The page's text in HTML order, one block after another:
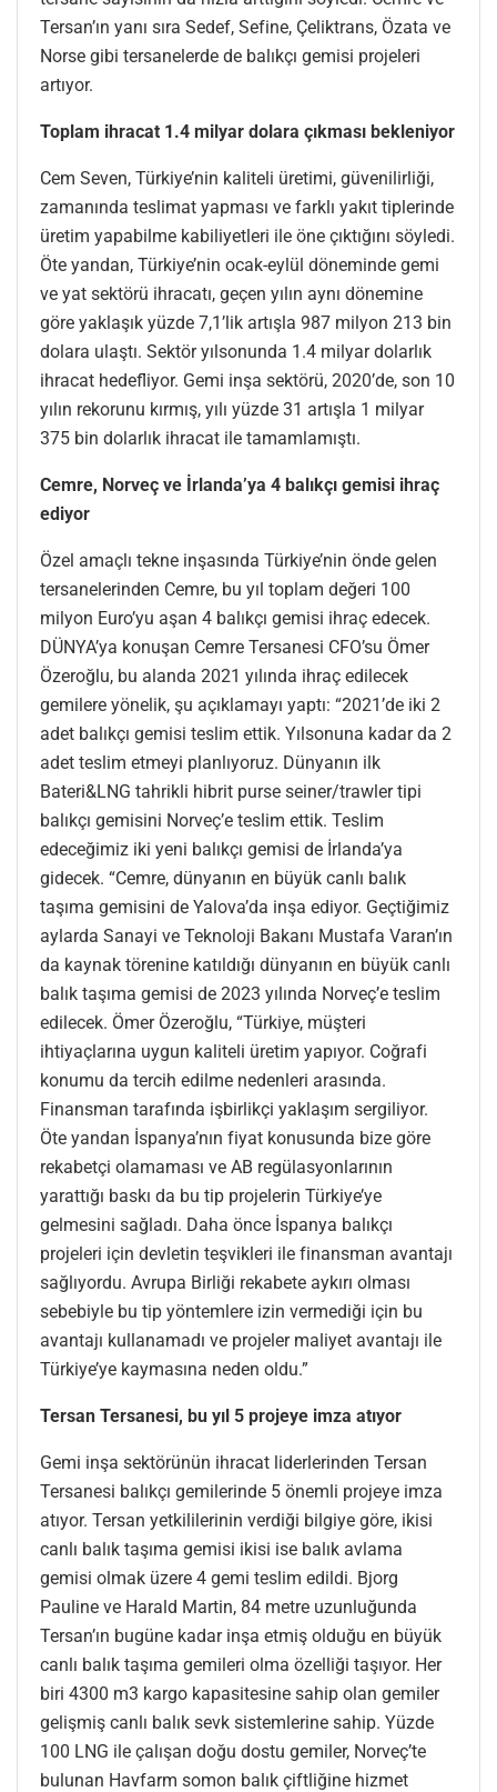
Tersan’ın yanı sıra Sedef, Sefine, Çeliktrans, Özata ve
Norse gibi tersanelerde de balıkçı gemisi projeleri
artıyor.
Toplam ihracat 1.4 milyar dolara çıkması bekleniyor
Cem Seven, Türkiye’nin kaliteli üretimi, güvenilirliği,
zamanında teslimat yapması ve farklı yakıt tiplerinde
üretim yapabilme kabiliyetleri ile öne çıktığını söyledi.
Öte yandan, Türkiye’nin ocak-eylül döneminde gemi
ve yat sektörü ihracatı, geçen yılın aynı dönemine
göre yaklaşık yüzde 7,1’lik artışla 987 milyon 213 bin
dolara ulaştı. Sektör yılsonunda 1.4 milyar dolarlık
ihracat hedefliyor. Gemi inşa sektörü, 2020’de, son 10
yılın rekorunu kırmış, yılı yüzde 31 artışla 1 milyar
375 bin dolarlık ihracat ile tamamlamıştı.
Cemre, Norveç ve İrlanda’ya 4 balıkçı gemisi ihraç
ediyor
Özel amaçlı tekne inşasında Türkiye’nin önde gelen
tersanelerinden Cemre, bu yıl toplam değeri 100
milyon Euro’yu aşan 4 balıkçı gemisi ihraç edecek.
DÜNYA’ya konuşan Cemre Tersanesi CFO’su Ömer
Özeroğlu, bu alanda 2021 yılında ihraç edilecek
gemilere yönelik, şu açıklamayı yaptı: “2021’de iki 2
adet balıkçı gemisi teslim ettik. Yılsonuna kadar da 2
adet teslim etmeyi planlıyoruz. Dünyanın ilk
Bateri&LNG tahrikli hibrit purse seiner/trawler tipi
balıkçı gemisini Norveç’e teslim ettik. Teslim
edeceğimiz iki yeni balıkçı gemisi de İrlanda’ya
gidecek. “Cemre, dünyanın en büyük canlı balık
taşıma gemisini de Yalova’da inşa ediyor. Geçtiğimiz
aylarda Sanayi ve Teknoloji Bakanı Mustafa Varan’ın
da kaynak törenine katıldığı dünyanın en büyük canlı
balık taşıma gemisi de 2023 yılında Norveç’e teslim
edilecek. Ömer Özeroğlu, “Türkiye, müşteri
ihtiyaçlarına uygun kaliteli üretim yapıyor. Coğrafi
konumu da tercih edilme nedenleri arasında.
Finansman tarafında işbirlikçi yaklaşım sergiliyor.
Öte yandan İspanya’nın fiyat konusunda bize göre
rekabetçi olamaması ve AB regülasyonlarının
yarattığı baskı da bu tip projelerin Türkiye’ye
gelmesini sağladı. Daha önce İspanya balıkçı
projeleri için devletin teşvikleri ile finansman avantajı
sağlıyordu. Avrupa Birliği rekabete aykırı olması
sebebiyle bu tip yöntemlere izin vermediği için bu
avantajı kullanamadı ve projeler maliyet avantajı ile
Türkiye’ye kaymasına neden oldu.”
Tersan Tersanesi, bu yıl 5 projeye imza atıyor
Gemi inşa sektörünün ihracat liderlerinden Tersan
Tersanesi balıkçı gemilerinde 5 önemli projeye imza
atıyor. Tersan yetkililerinin verdiği bilgiye göre, ikisi
canlı balık taşıma gemisi ikisi ise balık avlama
gemisi olmak üzere 4 gemi teslim edildi. Bjorg
Pauline ve Harald Martin, 84 metre uzunluğunda
Tersan’ın bugüne kadar inşa etmiş olduğu en büyük
canlı balık taşıma gemileri olma özelliği taşıyor. Her
biri 4300 m3 kargo kapasitesine sahip olan gemiler
gelişmiş canlı balık sevk sistemlerine sahip. Yüzde
100 LNG ile çalışan doğu dostu gemiler, Norveç’te
bulunan Havfarm somon balık çiftliğine hizmet